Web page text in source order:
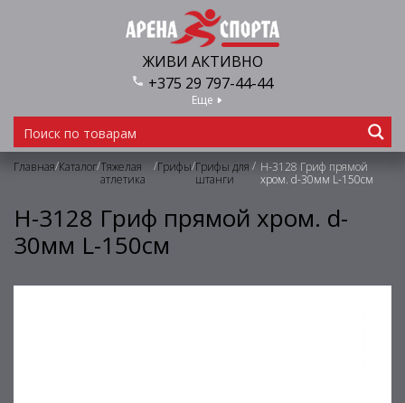
ЖИВИ АКТИВНО
+375 29 797-44-44
Еще
Главная/Каталог/Тяжелая
атлетика
/Грифы/Грифы для
штанги
/ H-3128 Гриф прямой
хром. d-30мм L-150см
H-3128 Гриф прямой хром. d-
30мм L-150см